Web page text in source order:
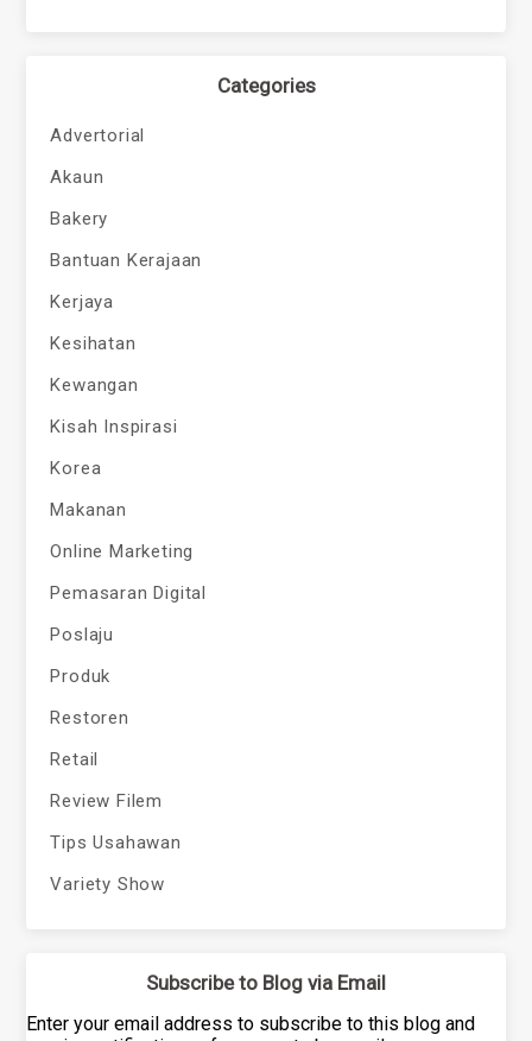
Categories
Advertorial
Akaun
Bakery
Bantuan Kerajaan
Kerjaya
Kesihatan
Kewangan
Kisah Inspirasi
Korea
Makanan
Online Marketing
Pemasaran Digital
Poslaju
Produk
Restoren
Retail
Review Filem
Tips Usahawan
Variety Show
Subscribe to Blog via Email
Enter your email address to subscribe to this blog and